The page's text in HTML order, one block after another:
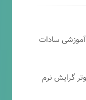
سادات
گرایش نرم